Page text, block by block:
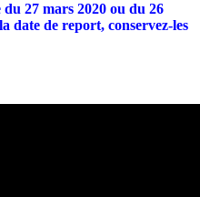
du 27 mars 2020 ou du 26
date de report, conservez-les